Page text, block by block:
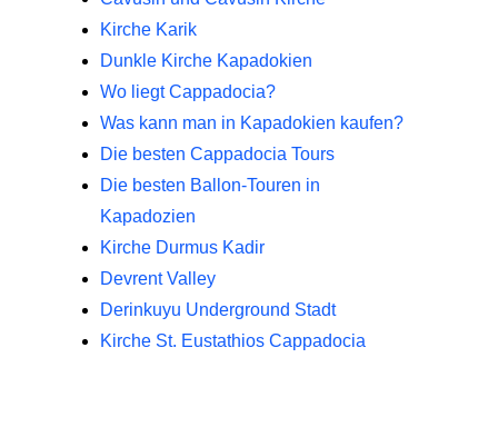
Kirche Karik
Dunkle Kirche Kapadokien
Wo liegt Cappadocia?
Was kann man in Kapadokien kaufen?
Die besten Cappadocia Tours
Die besten Ballon-Touren in
Kapadozien
Kirche Durmus Kadir
Devrent Valley
Derinkuyu Underground Stadt
Kirche St. Eustathios Cappadocia